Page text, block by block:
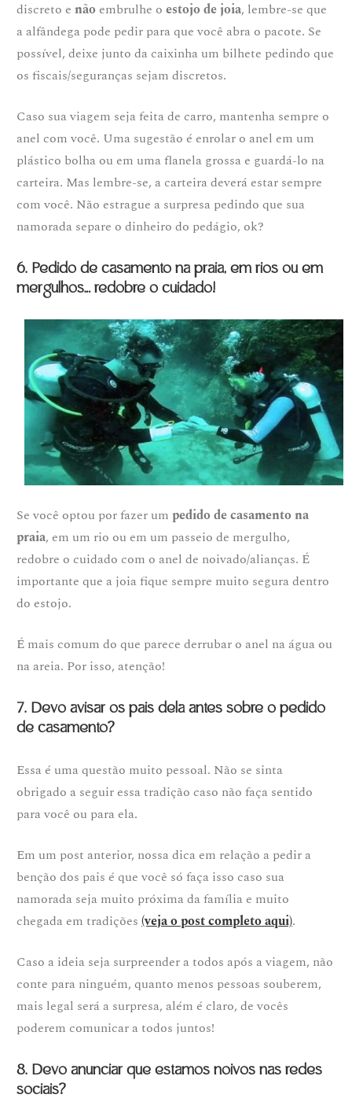
discreto e não embrulhe o estojo de joia, lembre-se que
a alfândega pode pedir para que você abra o pacote. Se
possível, deixe junto da caixinha um bilhete pedindo que
os fiscais/seguranças sejam discretos.
Caso sua viagem seja feita de carro, mantenha sempre o
anel com você. Uma sugestão é enrolar o anel em um
plástico bolha ou em uma flanela grossa e guardá-lo na
carteira. Mas lembre-se, a carteira deverá estar sempre
com você. Não estrague a surpresa pedindo que sua
namorada separe o dinheiro do pedágio, ok?
6. Pedido de casamento na praia, em rios ou em
mergulhos… redobre o cuidado!
Se você optou por fazer um pedido de casamento na
praia, em um rio ou em um passeio de mergulho,
redobre o cuidado com o anel de noivado/alianças. É
importante que a joia fique sempre muito segura dentro
do estojo.
É mais comum do que parece derrubar o anel na água ou
na areia. Por isso, atenção!
7. Devo avisar os pais dela antes sobre o pedido
de casamento?
Essa é uma questão muito pessoal. Não se sinta
obrigado a seguir essa tradição caso não faça sentido
para você ou para ela.
Em um post anterior, nossa dica em relação a pedir a
benção dos pais é que você só faça isso caso sua
namorada seja muito próxima da família e muito
chegada em tradições (veja o post completo aqui).
Caso a ideia seja surpreender a todos após a viagem, não
conte para ninguém, quanto menos pessoas souberem,
mais legal será a surpresa, além é claro, de vocês
poderem comunicar a todos juntos!
8. Devo anunciar que estamos noivos nas redes
sociais?